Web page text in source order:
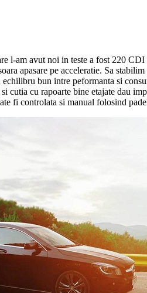
l-am avut noi in teste a fost 220
apasare pe acceleratie. Sa
bun intre peformanta si
cutia cu rapoarte bine etajate dau
fi controlata si manual folosind